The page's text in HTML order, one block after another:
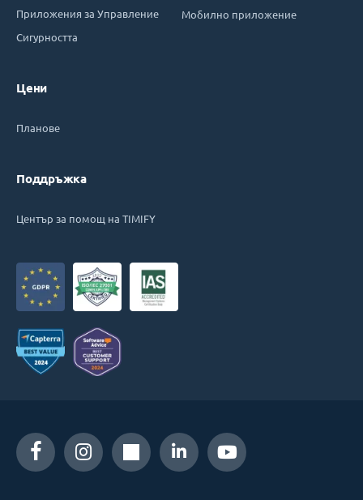
Приложения за Управление
Сигурността
Цени
Планове
Поддръжка
Център за помощ на TIMIFY
Мобилно приложение